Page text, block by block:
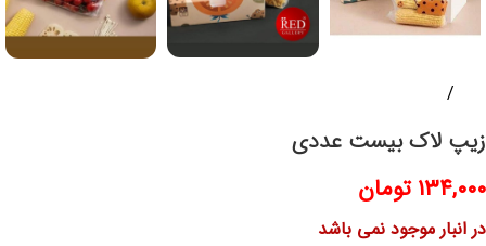
زیپ لاک بیست عددی
۱۳۴,۰۰۰ تومان
در انبار موجود نمی باشد